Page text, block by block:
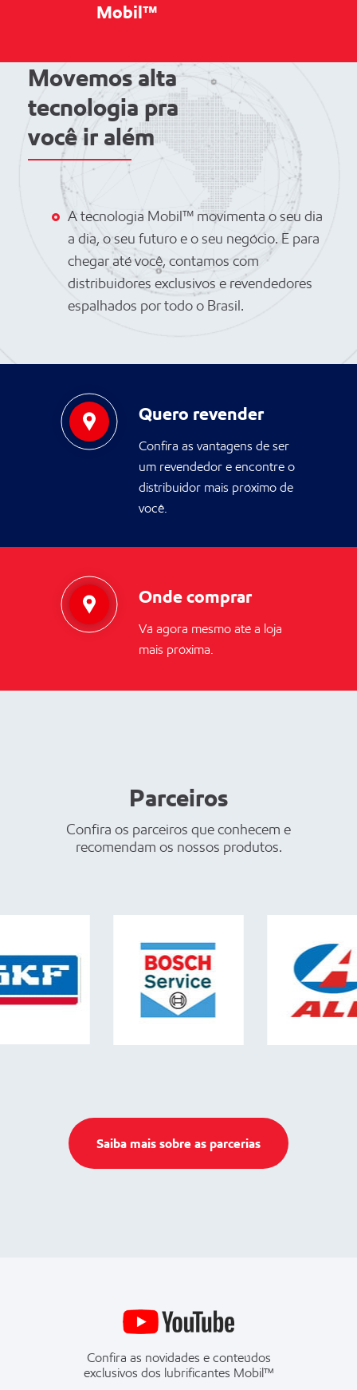
Mobil™
Movemos alta
tecnologia pra
você ir além
A tecnologia Mobil™ movimenta o seu dia
a dia, o seu futuro e o seu negócio. E para
chegar até você, contamos com
distribuidores exclusivos e revendedores
espalhados por todo o Brasil.
Quero revender
Confira as vantagens de ser
um revendedor e encontre o
distribuidor mais próximo de
você.
Onde comprar
Vá agora mesmo até a loja
mais próxima.
Parceiros
Confira os parceiros que conhecem e
recomendam os nossos produtos.
Saiba mais sobre as parcerias
Confira as novidades e conteúdos
exclusivos dos lubrificantes Mobil™